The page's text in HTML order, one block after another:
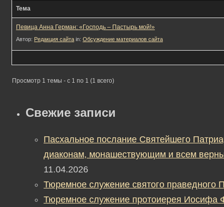
Тема
Певица Анна Герман: «Господь – Пастырь мой!»
Автор: Редакция сайта in: Обсуждение материалов сайта
Просмотр 1 темы - с 1 по 1 (1 всего)
Свежие записи
Пасхальное послание Святейшего
диаконам, монашествующим и всем
11.04.2026
Тюремное служение святого праведного
Тюремное служение протоиерея Иосифа